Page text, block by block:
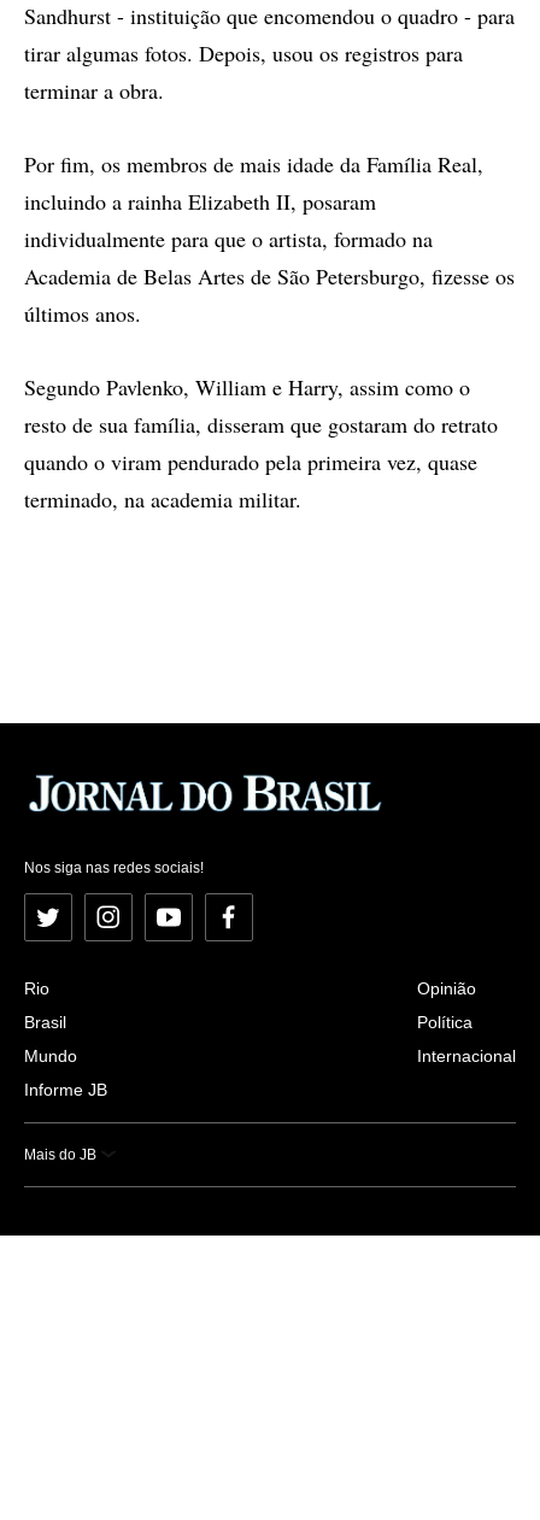
Sandhurst - instituição que encomendou o quadro - para
tirar algumas fotos. Depois, usou os registros para
terminar a obra.
Por fim, os membros de mais idade da Família Real,
incluindo a rainha Elizabeth II, posaram
individualmente para que o artista, formado na
Academia de Belas Artes de São Petersburgo, fizesse os
últimos anos.
Segundo Pavlenko, William e Harry, assim como o
resto de sua família, disseram que gostaram do retrato
quando o viram pendurado pela primeira vez, quase
terminado, na academia militar.
Nos siga nas redes sociais!
Twitter InstagramYouTubeFacebook
Rio
Brasil
Mundo
Informe JB
Opinião
Política
Internacional
Mais do JB
Esportes